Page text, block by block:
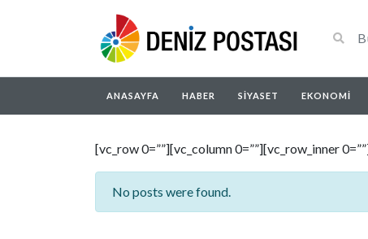
ANASAYFA HABER SIYASET EKONOMI
[vc_row 0=””][vc_column 0=””][vc_row_inner
No posts were found.